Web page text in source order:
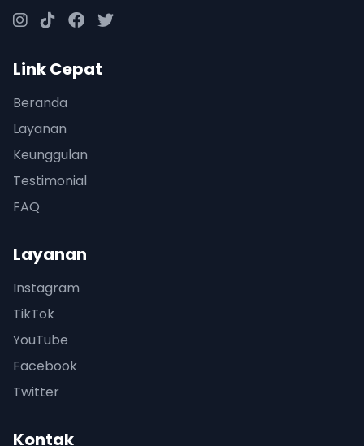
Link Cepat
Beranda
Layanan
Keunggulan
Testimonial
FAQ
Layanan
Instagram
TikTok
YouTube
Facebook
Twitter
Kontak